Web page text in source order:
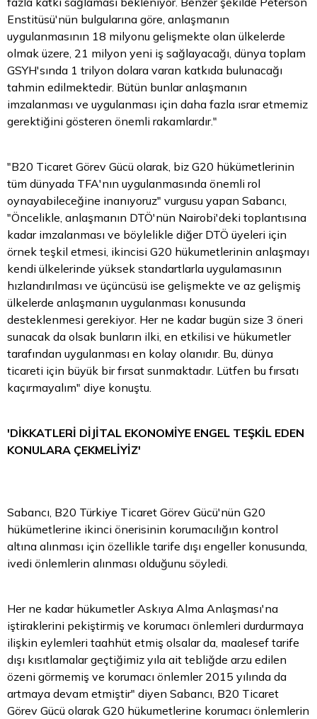
Enstitüsü'nün bulgularına göre, anlaşmanın
uygulanmasının 18 milyonu gelişmekte olan ülkelerde
olmak üzere, 21 milyon yeni iş sağlayacağı, dünya toplam
GSYH'sında 1 trilyon dolara varan katkıda bulunacağı
tahmin edilmektedir. Bütün bunlar anlaşmanın
imzalanması ve uygulanması için daha fazla ısrar etmemiz
gerektiğini gösteren önemli rakamlardır."
"B20 Ticaret Görev Gücü olarak, biz G20 hükümetlerinin
tüm dünyada TFA'nın uygulanmasında önemli rol
oynayabileceğine inanıyoruz" vurgusu yapan Sabancı,
"Öncelikle, anlaşmanın DTÖ'nün Nairobi'deki toplantısına
kadar imzalanması ve böylelikle diğer DTÖ üyeleri için
örnek teşkil etmesi, ikincisi G20 hükumetlerinin anlaşmayı
kendi ülkelerinde yüksek standartlarla uygulamasının
hızlandırılması ve üçüncüsü ise gelişmekte ve az gelişmiş
ülkelerde anlaşmanın uygulanması konusunda
desteklenmesi gerekiyor. Her ne kadar bugün size 3 öneri
sunacak da olsak bunların ilki, en etkilisi ve hükumetler
tarafından uygulanması en kolay olanıdır. Bu, dünya
ticareti için büyük bir fırsat sunmaktadır. Lütfen bu fırsatı
kaçırmayalım" diye konuştu.
'DİKKATLERİ DİJİTAL EKONOMİYE ENGEL TEŞKİL EDEN
KONULARA ÇEKMELİYİZ'
Sabancı, B20 Türkiye Ticaret Görev Gücü'nün G20
hükümetlerine ikinci önerisinin korumacılığın kontrol
altına alınması için özellikle tarife dışı engeller konusunda,
ivedi önlemlerin alınması olduğunu söyledi.
Her ne kadar hükumetler Askıya Alma Anlaşması'na
iştiraklerini pekiştirmiş ve korumacı önlemleri durdurmaya
ilişkin eylemleri taahhüt etmiş olsalar da, maalesef tarife
dışı kısıtlamalar geçtiğimiz yıla ait tebliğde arzu edilen
özeni görmemiş ve korumacı önlemler 2015 yılında da
artmaya devam etmiştir" diyen Sabancı, B20 Ticaret
Görev Gücü olarak G20 hükumetlerine korumacı önlemlerin